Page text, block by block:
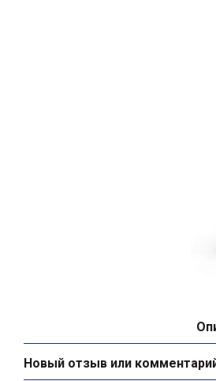
Новый отзыв или